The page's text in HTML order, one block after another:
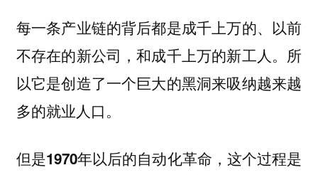
每一条产业链的背后都是成千上万的、以前
不存在的新公司，和成千上万的新工人。所
以它是创造了一个巨大的黑洞来吸纳越来越
多的就业人口。
但是1970年以后的自动化革命，这个过程是